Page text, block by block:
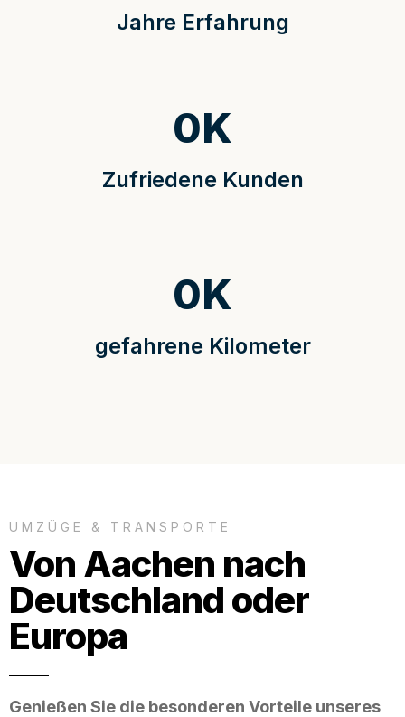
Jahre Erfahrung
Zufriedene Kunden
0K
gefahrene Kilometer
0K
UMZÜGE & TRANSPORTE
Von Aachen nach
Deutschland oder
Europa
Genießen Sie die besonderen Vorteile unseres